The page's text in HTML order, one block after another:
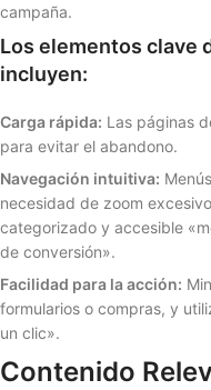
campaña.
Los elementos clave
incluyen:
Carga rápida: Las páginas
para evitar el abandono.
Navegación intuitiva:
necesidad de zoom
categorizado y accesible
de conversión».
Facilidad para la acción:
formularios o compras, y
un clic».
Contenido